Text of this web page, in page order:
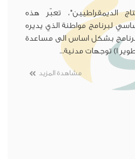
الديمقراطيين"، تعبّر هذه
لبرنامج مواطنة الذي يديره
بشكل اساس الى مساعدة
مدنية...
مشاهدة المزيد